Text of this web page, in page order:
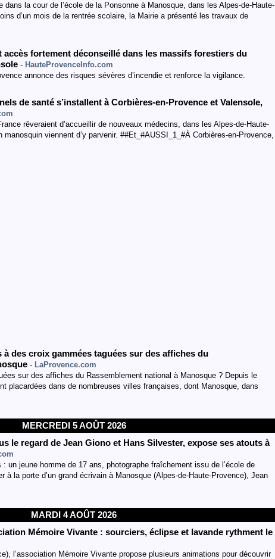
dans la cour de l’école de la Ponsonne à Manosque, dans les Alpes-de-Haute-
d’un mois de la rentrée scolaire, la Mairie a présenté les travaux de
accès fortement déconseillé dans les massifs forestiers du
- HauteProvenceInfo.com
annonce des risques sévères d’incendie et renforce la vigilance.
de santé s’installent à Corbières-en-Provence et Valensole,
rêveraient d’accueillir de nouveaux médecins, dans les Alpes-de-Haute-
viennent d’y parvenir. ##Et_#AUSSI_1_#À Corbières-en-Provence,
à des croix gammées taguées sur des affiches du
- LaProvence.com
sur des affiches du Rassemblement national à Manosque ? Depuis le
placardées dans de nombreuses villes françaises, dont Manosque, dans
MERCREDI 5 AOÛT 2026
le regard de Jean Giono et Hans Silvester, expose ses atouts à
un jeune homme de 17 ans, photographe fraîchement issu de l’école de
à la porte d’un grand écrivain à Manosque (Alpes-de-Haute-Provence), Jean
MARDI 4 AOÛT 2026
Mémoire Vivante : sourciers, éclipse et lavande rythment le
l’association Mémoire Vivante propose plusieurs animations pour découvrir